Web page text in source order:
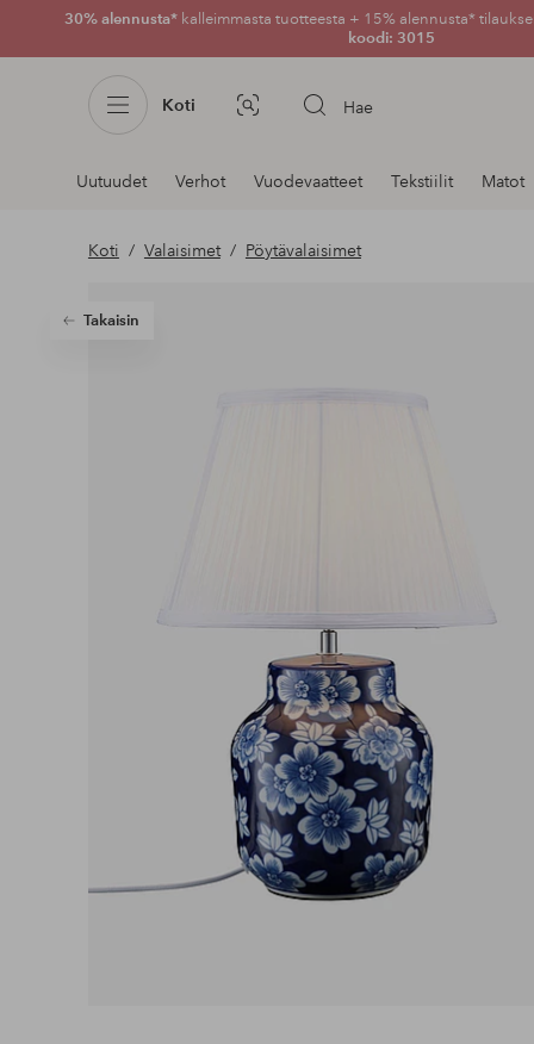
30% alennusta* kalleimmasta tuotteesta + 15% alennusta*
koodi: 3015
Koti Kuvahaku Hae
Navigointi
osastoilla
Uutuudet Verhot Vuodevaatteet Tekstiilit Matot
Koti Valaisimet Pöytävalaisimet
Takaisin